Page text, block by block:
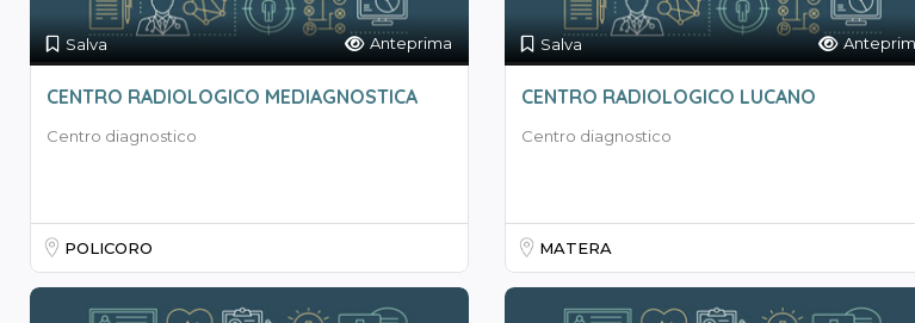
Salva Anteprima
CENTRO RADIOLOGICO MEDIAGNOSTICA
Centro diagnostico
POLICORO
Salva
CENTRO RADIOLOGICO LUCANO
Centro diagnostico
MATERA